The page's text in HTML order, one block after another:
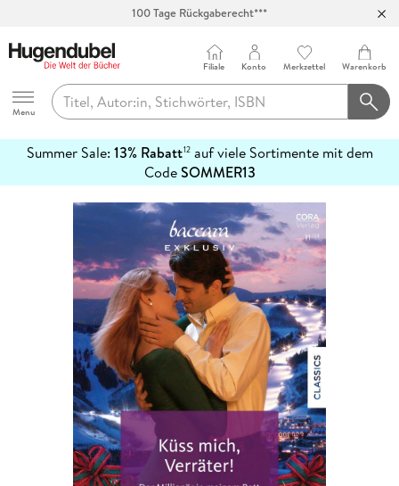
100 Tage Rückgaberecht***
Hugendubel
Menu
Filiale Konto Merkzettel Warenkorb
Summer Sale: 13% Rabatt12auf viele Sortimente mit dem
CodeSOMMER13
erfahren